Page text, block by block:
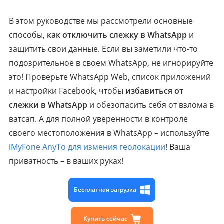
В этом руководстве мы рассмотрели основные
способы, как отключить слежку в WhatsApp и
защитить свои данные. Если вы заметили что-то
подозрительное в своем WhatsApp, не игнорируйте
это! Проверьте WhatsApp Web, список приложений
и настройки Facebook, чтобы избавиться от
слежки в WhatsApp и обезопасить себя от взлома в
ватсап. А для полной уверенности в контроле
своего местоположения в WhatsApp – используйте
iMyFone AnyTo для измения геолокации! Ваша
приватность – в ваших руках!
Бесплатная загрузка
Купить сейчас